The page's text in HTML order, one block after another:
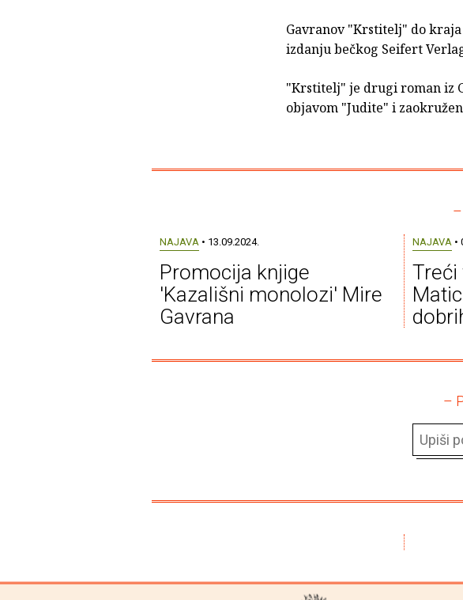
Gavranov "Krstitelj" do
izdanju bečkog Seifert
"Krstitelj" je drugi roman iz
objavom "Judite" i
NAJAVA • 13.09.2024.
Promocija knjige
'Kazališni monolozi' Mire
Gavrana
NAJAVA •
Treći
–